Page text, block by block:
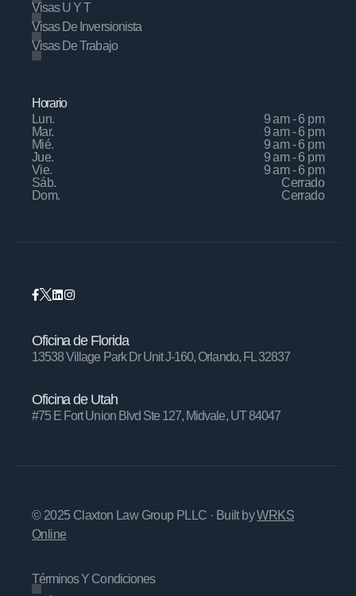
Visas U Y T
Visas De Inversionista
Visas De Trabajo
Horario
Lun.
9 am - 6 pm
Mar.
9 am - 6 pm
Mié.
9 am - 6 pm
Jue.
9 am - 6 pm
Vie.
9 am - 6 pm
Sáb.
Cerrado
Dom.
Cerrado
Oficina de Florida
13538 Village Park Dr Unit J-160, Orlando, FL 32837
Oficina de Utah
#75 E Fort Union Blvd Ste 127, Midvale, UT 84047
© 2025 Claxton Law Group PLLC · Built byWRKS
Online
Términos Y Condiciones